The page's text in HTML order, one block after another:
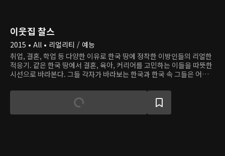
이웃집 찰스
2015 • All • 리얼리티 / 예능
취업, 결혼, 학업 등 다양한 이유로 한국 땅에 정착한 이방인들의 리얼한
적응기. 같은 한국 땅에서 결혼, 육아, 커리어를 고민하는 이들을 따뜻한
시선으로 바라본다. 그들 각자가 바라보는 한국과 한국 속 그들은 어떤